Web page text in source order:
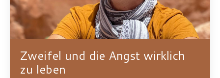
Zweifel und die Angst wirklich
zu leben